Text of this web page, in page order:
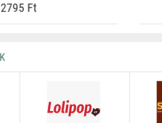
2795 Ft